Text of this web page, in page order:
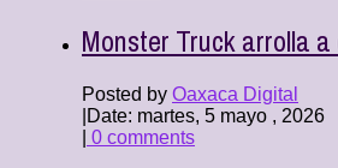
Monster Truck arrolla
Posted by Oaxaca Digital
Date: martes, 5 mayo , 2026
0 comments